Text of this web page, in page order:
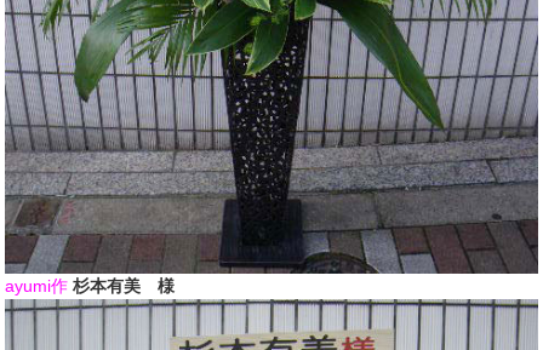
ayumi作 杉本有美 様